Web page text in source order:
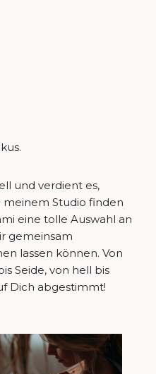
und verdient es,
Studio finden
eine tolle Auswahl an
gemeinsam
lassen können. Von
Seide, von hell bis
Dich abgestimmt!